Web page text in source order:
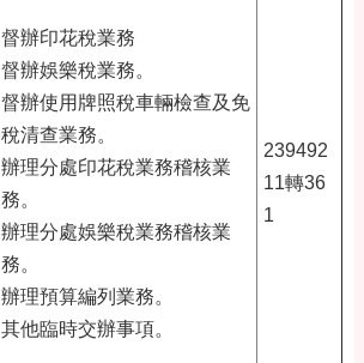
督辦印花稅業務
督辦娛樂稅業務。
督辦使用牌照稅車輛檢查及免
稅清查業務。
辦理分處印花稅業務稽核業
務。
辦理分處娛樂稅業務稽核業
務。
辦理預算編列業務。
其他臨時交辦事項。
239492
11轉36
1